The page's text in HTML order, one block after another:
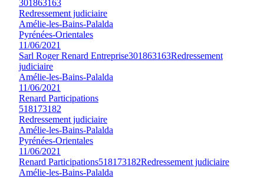
301863163
Redressement judiciaire
Amélie-les-Bains-Palalda
Pyrénées-Orientales
11/06/2021
Sarl Roger Renard Entreprise301863163Redressement
judiciaire
Amélie-les-Bains-Palalda
11/06/2021
Renard Participations
518173182
Redressement judiciaire
Amélie-les-Bains-Palalda
Pyrénées-Orientales
11/06/2021
Renard Participations518173182Redressement judiciaire
Amélie-les-Bains-Palalda